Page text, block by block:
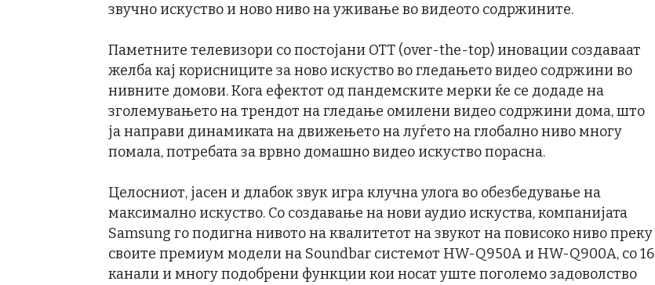
звучно искуство и ново ниво на уживање во видеото содржините.
Паметните телевизори со постојани OTT (over-the-top) иновации создаваат
желба кај корисниците за ново искуство во гледањето видео содржини во
нивните домови. Кога ефектот од пандемските мерки ќе се додаде на
зголемувањето на трендот на гледање омилени видео содржини дома, што
ја направи динамиката на движењето на луѓето на глобално ниво многу
помала, потребата за врвно домашно видео искуство порасна.
Целосниот, јасен и длабок звук игра клучна улога во обезбедување на
максимално искуство. Со создавање на нови аудио искуства, компанијата
Samsung го подигна нивото на квалитетот на звукот на повисоко ниво преку
своите премиум модели на Soundbar системот HW-Q950A и HW-Q900A, со 16
канали и многу подобрени функции кои носат уште поголемо задоволство